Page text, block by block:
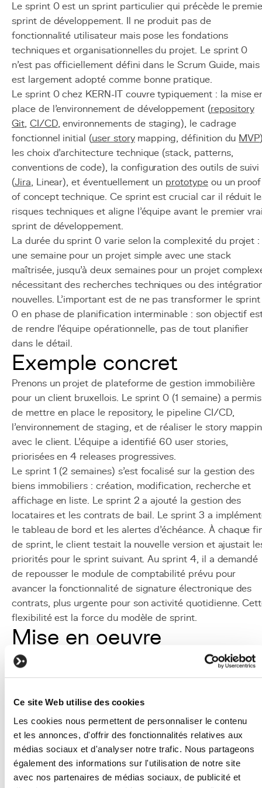
Ce site Web utilise des cookies
Les cookies nous permettent de personnaliser le contenu
et les annonces, d'offrir des fonctionnalités relatives aux
médias sociaux et d'analyser notre trafic. Nous partageons
également des informations sur l'utilisation de notre site
avec nos partenaires de médias sociaux, de publicité et
Le sprint 0 est un sprint particulier qui précède le
sprint de développement. Il ne produit pas de
fonctionnalité utilisateur mais pose les fondations
techniques et organisationnelles du projet. Le sprint 0
n'est pas officiellement défini dans le Scrum Guide,
est largement adopté comme bonne pratique.
Le sprint 0 chez KERN-IT couvre typiquement : la mise
place de l'environnement de développement (repository
Git, CI/CD, environnements de staging), le cadrage
fonctionnel initial (user storymapping, définition du MVP
les choix d'architecture technique (stack, patterns,
conventions de code), la configuration des outils de suivi
(Jira, Linear), et éventuellement un prototypeou un proof
of concept technique. Ce sprint est crucial car il réduit
risques techniques et aligne l'équipe avant le premier
sprint de développement.
La durée du sprint 0 varie selon la complexité du projet :
une semaine pour un projet simple avec une stack
maîtrisée, jusqu'à deux semaines pour un projet
nécessitant des recherches techniques ou des
nouvelles. L'important est de ne pas transformer le sprint
0 en phase de planification interminable : son objectif
de rendre l'équipe opérationnelle, pas de tout planifier
dans le détail.
Exemple concret
Prenons un projet de plateforme de gestion immobilière
pour un client bruxellois. Le sprint 0 (1 semaine) a permis
de mettre en place le repository, le pipeline CI/CD,
l'environnement de staging, et de réaliser le story
avec le client. L'équipe a identifié 60 user stories,
priorisées en 4 releases progressives.
Le sprint 1 (2 semaines) s'est focalisé sur la gestion des
biens immobiliers : création, modification, recherche et
affichage en liste. Le sprint 2 a ajouté la gestion des
locataires et les contrats de bail. Le sprint 3 a
le tableau de bord et les alertes d'échéance. À chaque
de sprint, le client testait la nouvelle version et ajustait
priorités pour le sprint suivant. Au sprint 4, il a demandé
de repousser le module de comptabilité prévu pour
avancer la fonctionnalité de signature électronique des
contrats, plus urgente pour son activité quotidienne.
flexibilité est la force du modèle de sprint.
Mise en oeuvre
2 semaines est la durée
plus courante et la plus recommandée. 1 semaine
projets avec des dépendances externes complexes.
Planifier le sprint 0 :Consacrer 1 à 2 semaines au
cadrage technique, à la mise en place des outils et
au story mapping avant le premier sprint de
développement.
Structurer la planification de sprint : Le product